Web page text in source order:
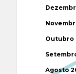
Outubro
Agosto